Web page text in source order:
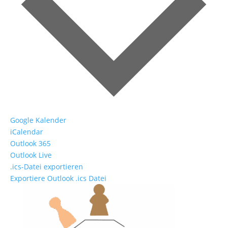
Google Kalender
iCalendar
Outlook 365
Outlook Live
.ics-Datei exportieren
Exportiere Outlook .ics Datei